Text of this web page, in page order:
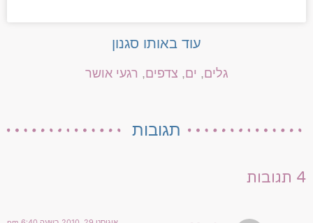
עוד באותו סגנון
גלים, ים, צדפים, רגעי אושר
תגובות
4 תגובות